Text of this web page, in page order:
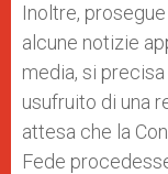
Inoltre,
alcune notizie
media, si
usufruito di una
attesa che la
Fede